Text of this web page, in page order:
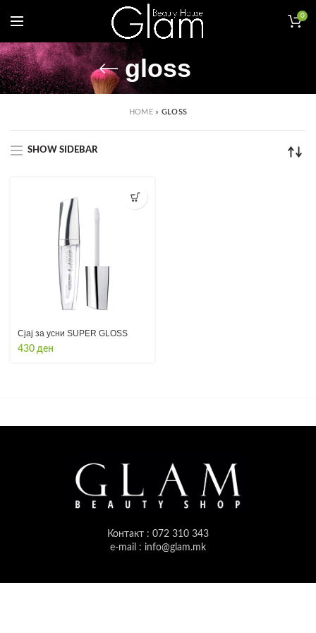
0
gloss
HOME» GLOSS
SHOW SIDEBAR
Сјај за усни SUPER GLOSS
430 ден
Контакт : 072 310 343
e-mail : info@glam.mk